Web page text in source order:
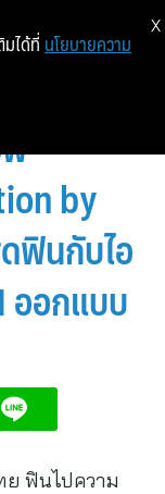
by
ฟินกับไอ
ออกแบบ
ย ฟินไปความ
มได้ที่ นโยบายความ
X